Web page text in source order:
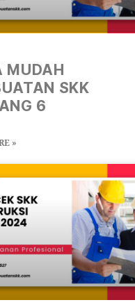
MUDAH
SKK
6
»